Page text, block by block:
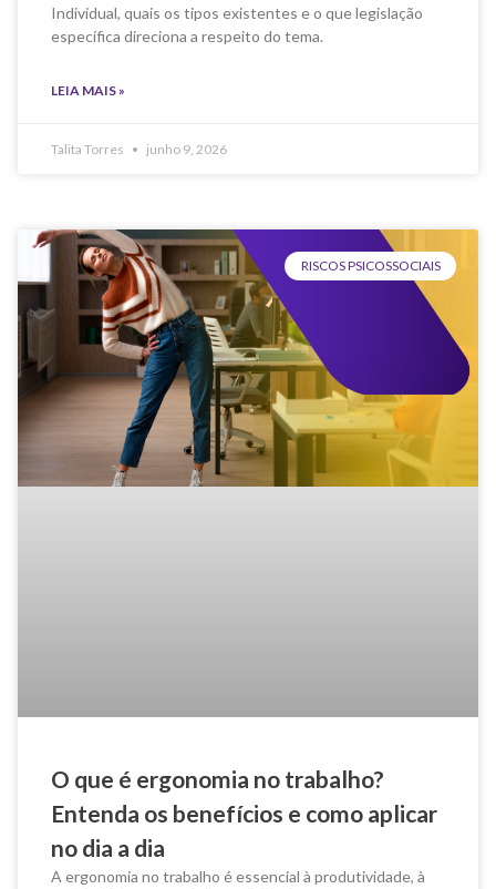
Individual, quais os tipos existentes e o que legislação
específica direciona a respeito do tema.
LEIA MAIS »
Talita Torres junho 9, 2026
RISCOS PSICOSSOCIAIS
O que é ergonomia no trabalho?
Entenda os benefícios e como aplicar
no dia a dia
A ergonomia no trabalho é essencial à produtividade, à